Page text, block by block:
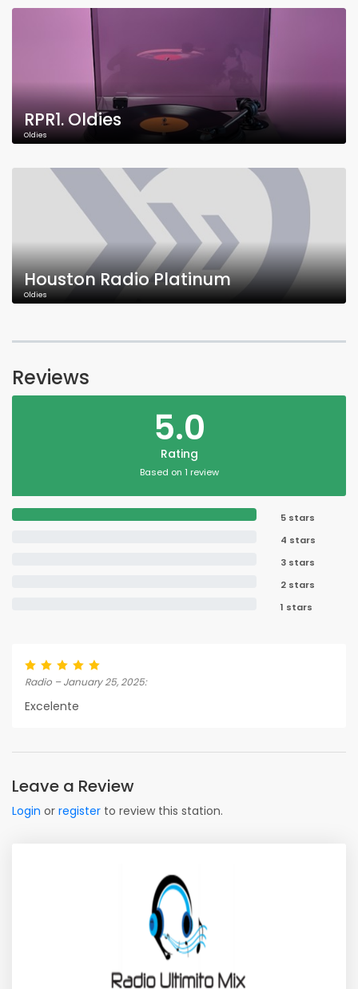
RPR1. Oldies
Oldies
Houston Radio Platinum
Oldies
Reviews
5.0
Rating
Based on 1 review
5 stars
4 stars
3 stars
2 stars
1 stars
Radio – January 25, 2025:
Excelente
Leave a Review
Login or register to review this station.